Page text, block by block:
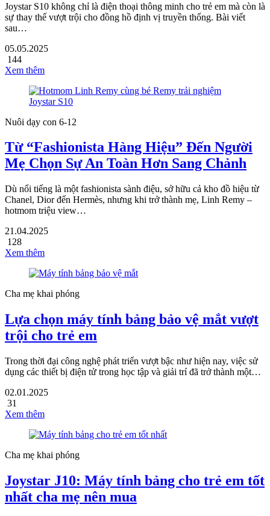
Joystar S10 không chỉ là điện thoại thông minh cho trẻ em mà còn là
sự thay thế vượt trội cho đồng hồ định vị truyền thống. Bài viết
sau…
05.05.2025
144
Xem thêm
Nuôi dạy con 6-12
Từ “Fashionista Hàng Hiệu” Đến Người
Mẹ Chọn Sự An Toàn Hơn Sang Chảnh
Dù nổi tiếng là một fashionista sành điệu, sở hữu cả kho đồ hiệu từ
Chanel, Dior đến Hermès, nhưng khi trở thành mẹ, Linh Remy –
hotmom triệu view…
21.04.2025
128
Xem thêm
Cha mẹ khai phóng
Lựa chọn máy tính bảng bảo vệ mắt vượt
trội cho trẻ em
Trong thời đại công nghệ phát triển vượt bậc như hiện nay, việc sử
dụng các thiết bị điện tử trong học tập và giải trí đã trở thành một…
02.01.2025
31
Xem thêm
Cha mẹ khai phóng
Joystar J10: Máy tính bảng cho trẻ em tốt
nhất cha mẹ nên mua